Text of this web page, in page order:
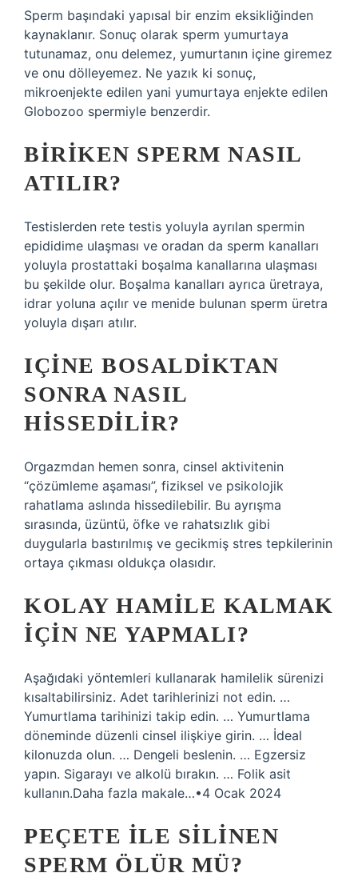
Sperm başındaki yapısal bir enzim eksikliğinden
kaynaklanır. Sonuç olarak sperm yumurtaya
tutunamaz, onu delemez, yumurtanın içine giremez
ve onu dölleyemez. Ne yazık ki sonuç,
mikroenjekte edilen yani yumurtaya enjekte edilen
Globozoo spermiyle benzerdir.
BIRIKEN SPERM NASIL
ATILIR?
Testislerden rete testis yoluyla ayrılan spermin
epididime ulaşması ve oradan da sperm kanalları
yoluyla prostattaki boşalma kanallarına ulaşması
bu şekilde olur. Boşalma kanalları ayrıca üretraya,
idrar yoluna açılır ve menide bulunan sperm üretra
yoluyla dışarı atılır.
IÇINE BOSALDIKTAN
SONRA NASIL
HISSEDILIR?
Orgazmdan hemen sonra, cinsel aktivitenin
“çözümleme aşaması”, fiziksel ve psikolojik
rahatlama aslında hissedilebilir. Bu ayrışma
sırasında, üzüntü, öfke ve rahatsızlık gibi
duygularla bastırılmış ve gecikmiş stres tepkilerinin
ortaya çıkması oldukça olasıdır.
KOLAY HAMILE KALMAK
IÇIN NE YAPMALI?
Aşağıdaki yöntemleri kullanarak hamilelik sürenizi
kısaltabilirsiniz. Adet tarihlerinizi not edin. …
Yumurtlama tarihinizi takip edin. … Yumurtlama
döneminde düzenli cinsel ilişkiye girin. … İdeal
kilonuzda olun. … Dengeli beslenin. … Egzersiz
yapın. Sigarayı ve alkolü bırakın. … Folik asit
kullanın.Daha fazla makale…•4 Ocak 2024
PEÇETE ILE SILINEN
SPERM ÖLÜR MÜ?